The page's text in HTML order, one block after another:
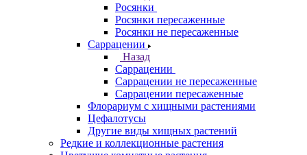
Росянки
Росянки пересаженные
Росянки не пересаженные
Саррацении
Назад
Саррацении
Саррацении не пересаженные
Саррацении пересаженные
Флорариум с хищными растениями
Цефалотусы
Другие виды хищных растений
Редкие и коллекционные растения